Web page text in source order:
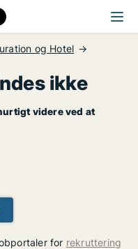
og Hotel
ikke
videre ved at
for rekruttering